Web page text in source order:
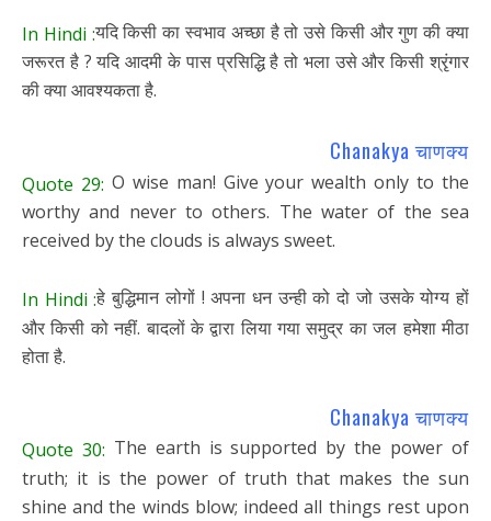
In Hindi :यदि किसी का स्वभाव अच्छा है तो उसे किसी और गुण की क्या
जरूरत है ? यदि आदमी के पास प्रसिद्धि है तो भला उसे और किसी श्रृंगार
की क्या आवश्यकता है.
Chanakya चाणक्य
Quote 29: O wise man! Give your wealth only to the
worthy and never to others. The water of the sea
received by the clouds is always sweet.
In Hindi :हे बुद्धिमान लोगों ! अपना धन उन्ही को दो जो उसके योग्य हों
और किसी को नहीं. बादलों के द्वारा लिया गया समुद्र का जल हमेशा मीठा
होता है.
Chanakya चाणक्य
Quote 30: The earth is supported by the power of
truth; it is the power of truth that makes the sun
shine and the winds blow; indeed all things rest upon